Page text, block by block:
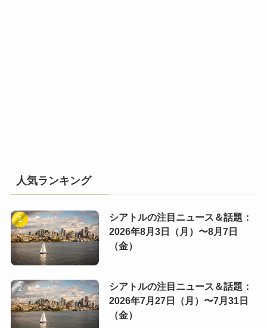
人気ランキング
シアトルの注目ニュース＆話題：
2026年8月3日（月）〜8月7日
（金）
シアトルの注目ニュース＆話題：
2026年7月27日（月）〜7月31日
（金）